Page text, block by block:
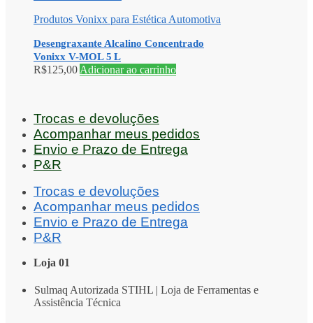
Produtos Vonixx para Estética Automotiva
Desengraxante Alcalino Concentrado
Vonixx V-MOL 5 L
R$125,00 Adicionar ao carrinho
Trocas e devoluções
Acompanhar meus pedidos
Envio e Prazo de Entrega
P&R
Trocas e devoluções
Acompanhar meus pedidos
Envio e Prazo de Entrega
P&R
Loja 01
Sulmaq Autorizada STIHL | Loja de Ferramentas e
Assistência Técnica